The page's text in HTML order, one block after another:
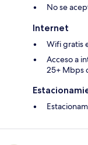
No se
Internet
Wifi gratis
Acceso a
25+ Mbps